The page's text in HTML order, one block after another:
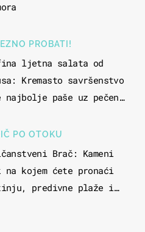
PROBATI!
ljetna salata od
Kremasto savršenstvo
najbolje paše uz pečeno
PO OTOKU
Brač: Kameni
na kojem ćete pronaći
predivne plaže i